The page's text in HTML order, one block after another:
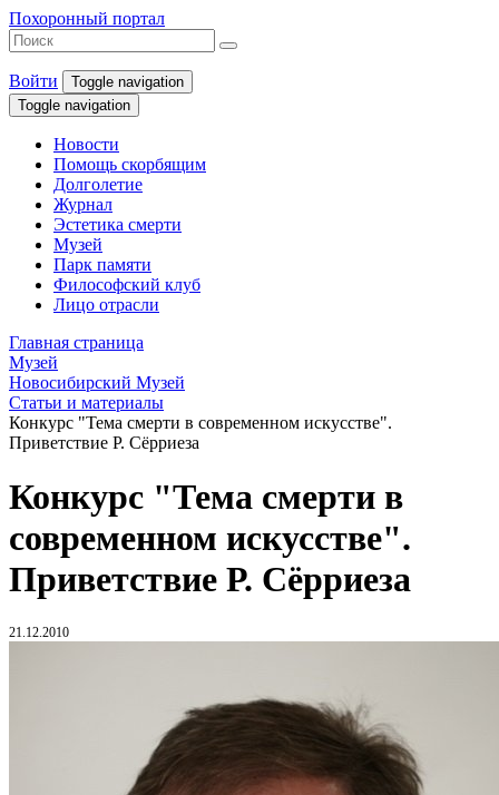
Похоронный портал
Войти
Toggle navigation
Toggle navigation
Новости
Помощь скорбящим
Долголетие
Журнал
Эстетика смерти
Музей
Парк памяти
Философский клуб
Лицо отрасли
Главная страница
Музей
Новосибирский Музей
Статьи и материалы
Конкурс "Тема смерти в современном искусстве".
Приветствие Р. Сёрриеза
Конкурс "Тема смерти в
современном искусстве".
Приветствие Р. Сёрриеза
21.12.2010